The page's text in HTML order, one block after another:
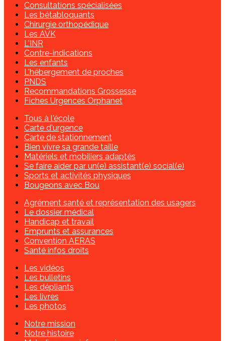
Consultations spécialisées
Les bétabloquants
Chirurgie orthopédique
Les AVK
L'INR
Contre-indications
Les enfants
L'hébergement de proches
PNDS
Recommandations Grossesse
Fiches Urgences Orphanet
Tous à l'école
Carte d'urgence
Carte de stationnement
Bien vivre sa grande taille
Matériels et mobiliers adaptés
Se faire aider par un(e) assistant(e) social(e)
Sports et activités physiques
Bougeons avec Bou
Agrément santé et représentation des usagers
Le dossier médical
Handicap et travail
Emprunts et assurances
Convention AERAS
Santé infos droits
Les vidéos
Les bulletins
Les dépliants
Les livres
Les photos
Notre mission
Notre histoire